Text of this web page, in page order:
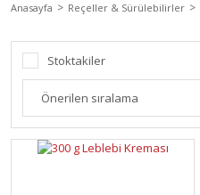
Anasayfa Reçeller & Sürülebilirler
Stoktakiler